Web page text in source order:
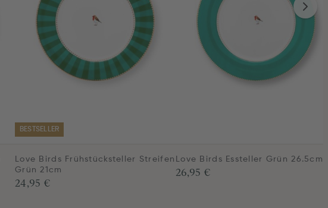
BESTSELLER
Love Birds Frühstücksteller Streifen
Grün 21cm
24,95 €
Love Birds Essteller Grün 26.5cm
26,95 €